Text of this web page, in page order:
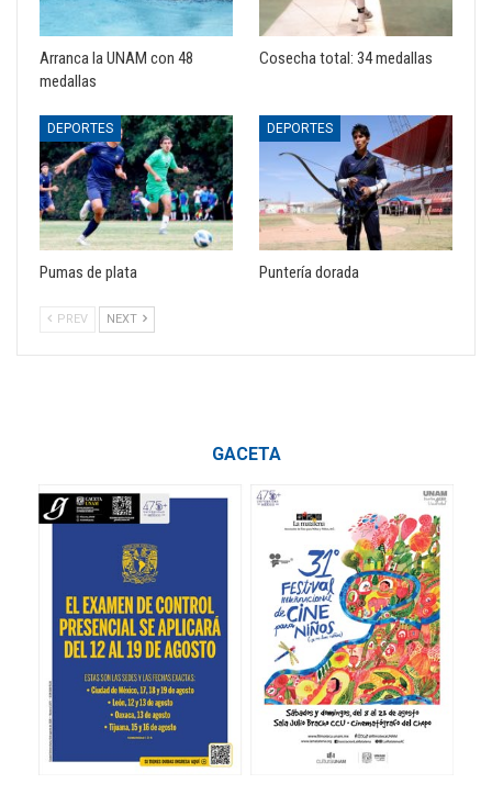
Arranca la UNAM con 48
medallas
Cosecha total: 34 medallas
DEPORTES
Pumas de plata
DEPORTES
Puntería dorada
PREV NEXT
GACETA